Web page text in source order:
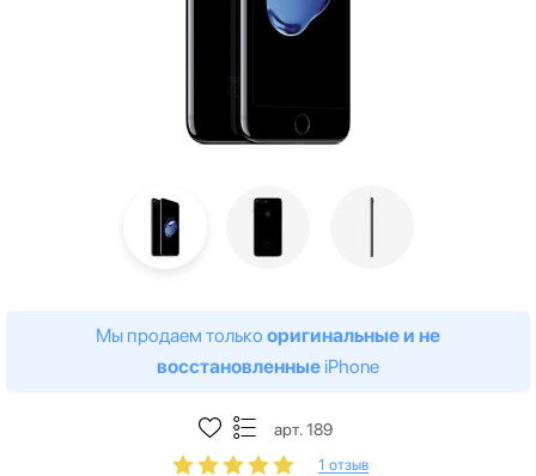
Мы продаем только оригинальные и не
восстановленные iPhone
арт. 189
1 отзыв